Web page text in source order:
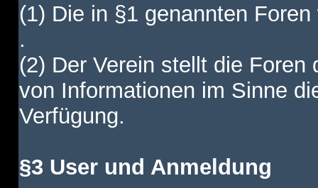
(1) Die in §1 genannten
.
(2) Der Verein stellt die
von Informationen im Sinne
Verfügung.
§3 User und Anmeldung